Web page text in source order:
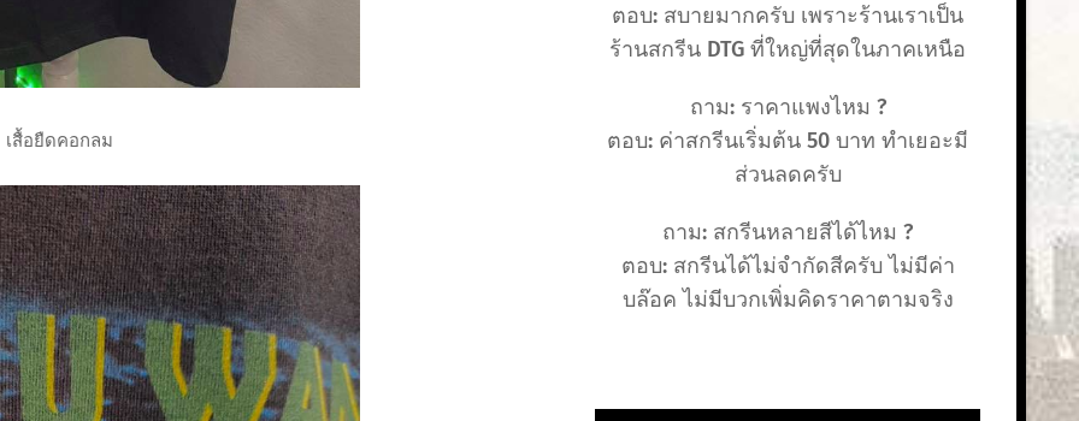
เสื้อยืดคอกลม
ตอบ: สบายมากครับ เพราะร้านเราเป็น
ร้านสกรีน DTG ที่ใหญ่ที่สุดในภาคเหนือ
ถาม: ราคาแพงไหม ?
ตอบ: ค่าสกรีนเริ่มต้น 50 บาท ทำเยอะมี
ส่วนลดครับ
ถาม: สกรีนหลายสีได้ไหม ?
ตอบ: สกรีนได้ไม่จำกัดสีครับ ไม่มีค่า
บล๊อค ไม่มีบวกเพิ่มคิดราคาตามจริง